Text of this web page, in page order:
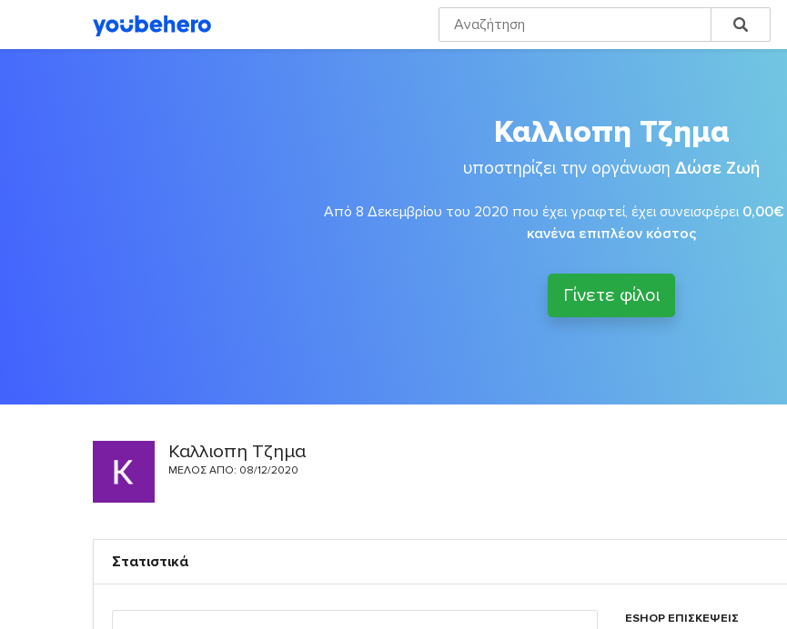
Καλλιοπη Τζημα
υποστηρίζει την οργάνωση Δώσε Ζωή
Από 8 Δεκεμβρίου του 2020 που έχει γραφτεί, έχει συνεισφέρει 0,00€
κανένα επιπλέον κόστος
Γίνετε φίλοι
Καλλιοπη Τζημα
ΜΈΛΟΣ ΑΠΌ: 08/12/2020
Στατιστικά
ESHOP ΕΠΙΣΚΈΨΕΙΣ